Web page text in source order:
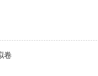
卷